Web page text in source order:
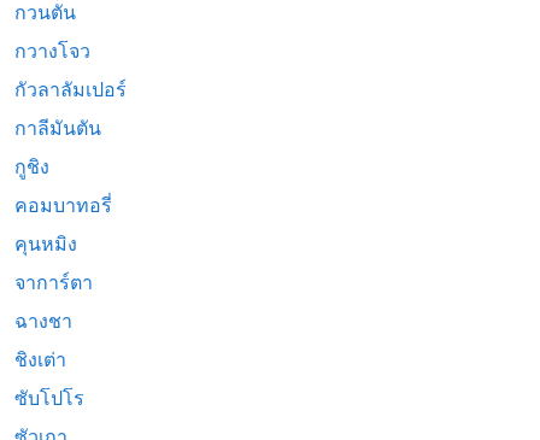
กวนตัน
กวางโจว
กัวลาลัมเปอร์
กาลีมันตัน
กูชิง
คอมบาทอรี่
คุนหมิง
จาการ์ตา
ฉางชา
ชิงเต่า
ซับโปโร